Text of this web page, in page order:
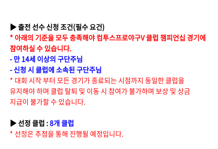
▶ 출전 선수 신청 조건(필수 요건)
* 아래의 기준을 모두 충족해야 컴투스프로야구V 클럽 챔피언십 경기에
참여하실 수 있습니다.
- 만 14세 이상의 구단주님
- 신청 시 클럽에 소속된 구단주님
* 대회 시작 부터 모든 경기가 종료되는 시점까지 동일한 클럽을
유지해야 하며 클럽 탈퇴 및 이동 시 참여가 불가하며 보상 및 상금
지급이 불가할 수 있습니다.
▶ 선정 클럽 :8개 클럽
* 선정은 추첨을 통해 진행될 예정입니다.